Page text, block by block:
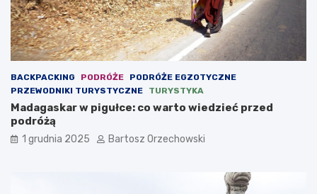
BACKPACKING PODRÓŻE
PODRÓŻE EGZOTYCZNE
PRZEWODNIKI TURYSTYCZNE
TURYSTYKA
Madagaskar w pigułce: co warto wiedzieć przed
podróżą
1 grudnia 2025 Bartosz Orzechowski